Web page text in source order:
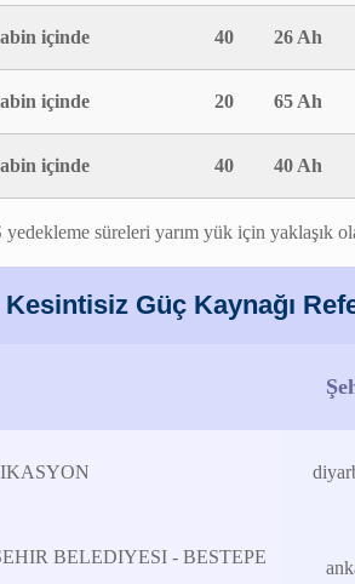
içinde 40 26 Ah
içinde 20 65 Ah
içinde 40 40 Ah
süreleri yarım yük için yaklaşık
Kesintisiz Güç Kaynağı
BELEDIYESI - BESTEPE